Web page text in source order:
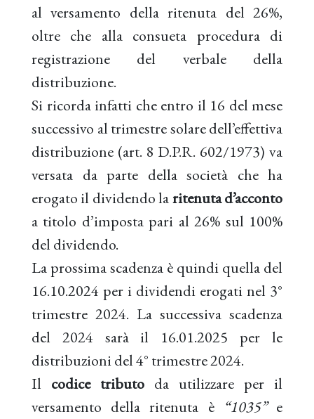
al versamento della ritenuta del 26%,
oltre che alla consueta procedura di
registrazione del verbale della
distribuzione.
Si ricorda infatti che entro il 16 del mese
successivo al trimestre solare dell’effettiva
distribuzione (art. 8 D.P.R. 602/1973) va
versata da parte della società che ha
erogato il dividendo laritenuta d’acconto
a titolo d’imposta pari al 26% sul 100%
del dividendo.
La prossima scadenza è quindi quella del
16.10.2024 per i dividendi erogati nel 3°
trimestre 2024. La successiva scadenza
del 2024 sarà il 16.01.2025 per le
distribuzioni del 4° trimestre 2024.
Il codice tributo da utilizzare per il
versamento della ritenuta è “1035” e